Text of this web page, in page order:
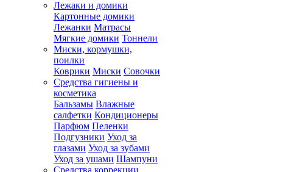
Лежаки и домики
Картонные домики
Лежанки Матрасы
Мягкие домики Тоннели
Миски, кормушки,
поилки
Коврики Миски Совочки
Средства гигиены и
косметика
Бальзамы Влажные
салфетки Кондиционеры
Парфюм Пеленки
Подгузники Уход за
глазами Уход за зубами
Уход за ушами Шампуни
Средства коррекции